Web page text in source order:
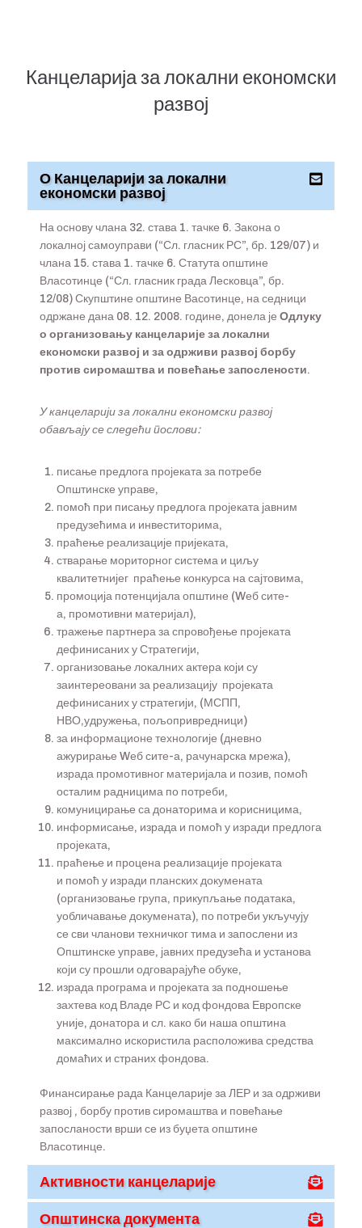
Канцеларија за локални економски
развој
О Канцеларији за локални
економски развој
На основу члана 32. става 1. тачке 6. Закона о
локалној самоуправи (“Сл. гласник РС”, бр. 129/07) и
члана 15. става 1. тачке 6. Статута општине
Власотинце (“Сл. гласник града Лесковца”, бр.
12/08) Скупштине општине Васотинце, на седници
одржане дана 08. 12. 2008. године, донела је Одлуку
о организовању канцеларије за локални
економски развој и за одрживи развој борбу
против сиромаштва и повећање запослености.
У канцеларији за локални економски развој
обављају се следећи послови:
писање предлога пројеката за потребе
Општинске управе,
помоћ при писању предлога пројеката јавним
предузећима и инвеститорима,
праћење реализације пријеката,
стварање мориторног система и циљу
квалитетнијег праћење конкурса на сајтовима,
промоција потенцијала општине (Wеб сите-
а, промотивни материјал),
тражење партнера за спровођење пројеката
дефинисаних у Стратегији,
организовање локалних актера који су
заинтереовани за реализацију пројеката
дефинисаних у стратегији, (МСПП,
НВО,удружења, пољопривредници)
за информационе технологије (дневно
ажурирање Wеб сите-а, рачунарска мрежа),
израда промотивног материјала и позив, помоћ
осталим радницима по потреби,
комуницирање са донаторима и корисницима,
информисање, израда и помоћ у изради предлога
пројеката,
праћење и процена реализације пројеката
и помоћ у изради планских докумената
(организовање група, прикупљање података,
уобличавање докумената), по потреби укључују
се сви чланови техничког тима и запослени из
Општинске управе, јавних предузећа и установа
који су прошли одговарајуће обуке,
израда програма и пројеката за подношење
захтева код Владе РС и код фондова Европске
уније, донатора и сл. како би наша општина
максимално искористила расположива средства
домаћих и страних фондова.
Финансирање рада Канцеларије за ЛЕР и за одрживи
развој , борбу против сиромаштва и повећање
запосланости врши се из буџета општине
Власотинце.
Активности канцеларије
Општинска документа